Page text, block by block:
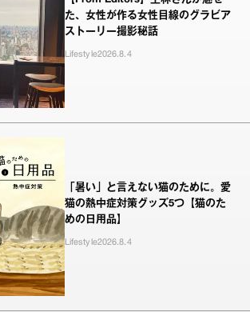
た、女性が作る女性目線のグラビア
ストーリー撮影秘話
Lifestyle2026.8.4
「暑い」と言えない猫のために。愛
猫の熱中症対策グッズ5つ【猫のた
めの日用品】
Lifestyle2026.8.4